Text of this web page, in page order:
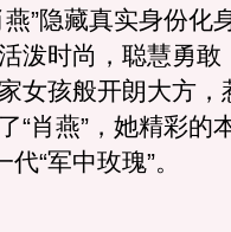
”隐藏真实身份化
泼时尚，聪慧勇敢
女孩般开朗大方，
“肖燕”，她精彩的
“军中玫瑰”。